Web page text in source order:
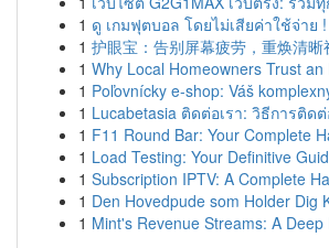
1 ดู เกมฟุตบอล โดยไม่เสียค่าใช้จ่าย
1 护眼宝：告别屏幕疲劳，重焕清晰
1 Why Local Homeowners Trust an
1 Poľovnícky e-shop: Váš
1 Lucabetasia ติดต่อเรา: วิธีการติ
1 F11 Round Bar: Your Complete
1 Load Testing: Your Definitive
1 Subscription IPTV: A Complete
1 Den Hovedpude som Holder Dig
1 Mint's Revenue Streams: A Deep